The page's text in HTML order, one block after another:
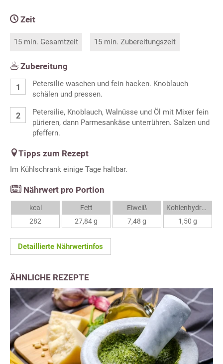
Zeit
15 min. Gesamtzeit 15 min. Zubereitungszeit
Zubereitung
Petersilie waschen und fein hacken. Knoblauch
schälen und pressen.
Petersilie, Knoblauch, Walnüsse und Öl mit Mixer fein
pürieren, dann Parmesankäse unterrühren. Salzen und
pfeffern.
Tipps zum Rezept
Im Kühlschrank einige Tage haltbar.
Nährwert pro Portion
kcal
282
Fett
27,84 g
Eiweiß
7,48 g
Kohlenhydrate
1,50 g
Detaillierte Nährwertinfos
ÄHNLICHE REZEPTE